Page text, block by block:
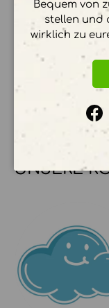
Ihre
verarbeitet.
UNSERE
Bequem von
stellen und
wirklich zu